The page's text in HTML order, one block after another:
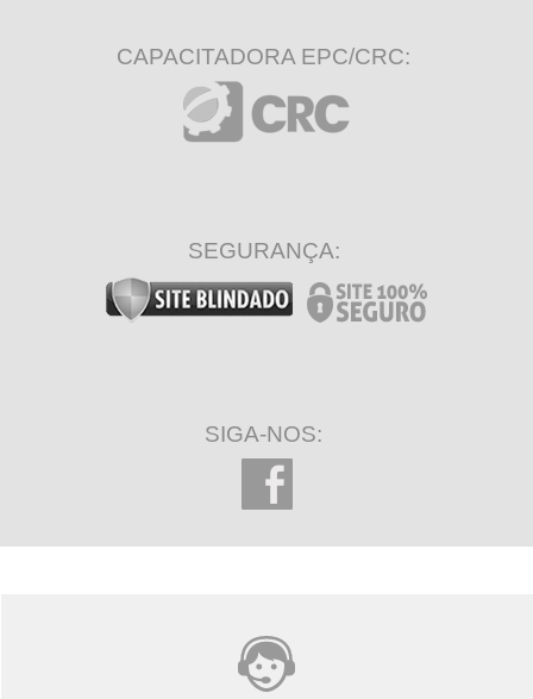
CAPACITADORA EPC/CRC:
SEGURANÇA:
SIGA-NOS: